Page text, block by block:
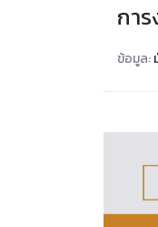
กา
ข้อมูล: